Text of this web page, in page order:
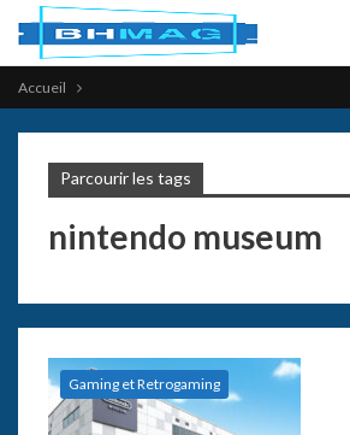
Accueil
Parcourir les tags
nintendo museum
Gaming et Retrogaming